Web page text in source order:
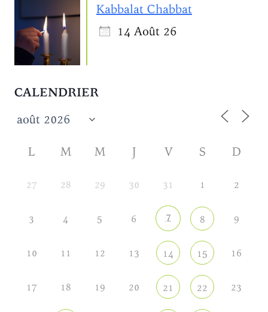
Kabbalat Chabbat
14 Août 26
CALENDRIER
L M M J V S D
27 28 29 30 31 1 2
3 4 5 6 7 8 9
10 11 12 13 14 15 16
17 18 19 20 21 22 23